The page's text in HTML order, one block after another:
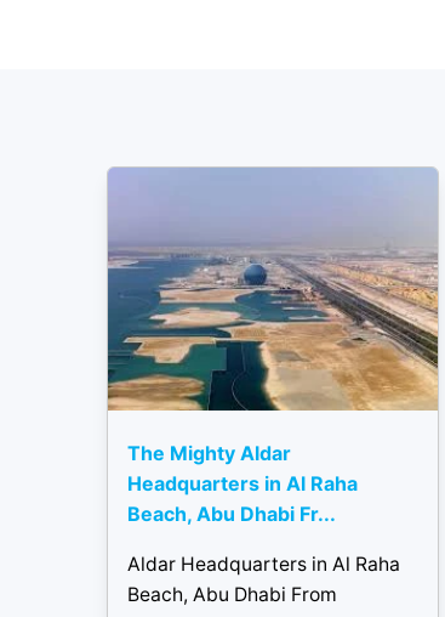
The Mighty Aldar
Headquarters in Al Raha
Beach, Abu Dhabi Fr...
Aldar Headquarters in Al Raha
Beach, Abu Dhabi From